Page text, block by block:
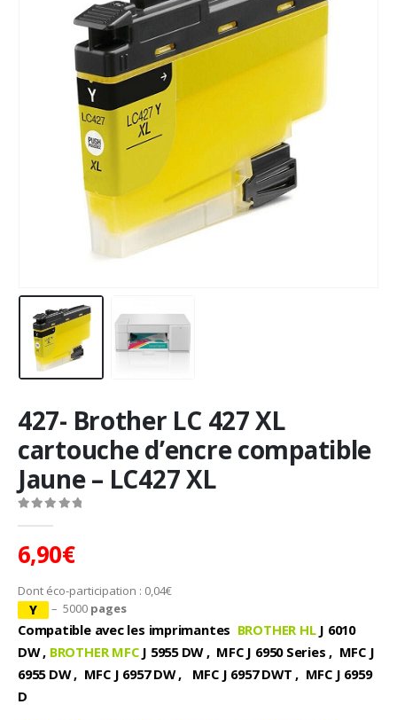
427- Brother LC 427 XL
cartouche d’encre compatible
Jaune – LC427 XL
6,90€
Dont éco-participation : 0,04€
– 5000 pages
Compatible avec les imprimantes BROTHER HLJ 6010
DW , BROTHER MFCJ 5955 DW , MFC J 6950 Series , MFC J
6955 DW , MFC J 6957 DW , MFC J 6957 DWT , MFC J 6959
D